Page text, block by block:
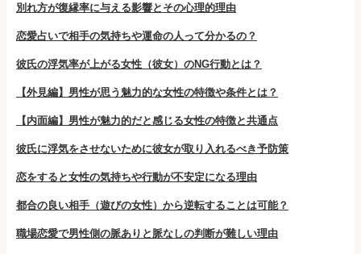
別れ方が復縁率に与える影響とその心理的理由
恋愛占いで相手の気持ちや運命の人って分かるの？
彼氏の浮気率が上がる女性（彼女）のNG行動とは？
【外見編】男性が思う魅力的な女性の特徴や条件とは？
【内面編】男性が魅力的だと感じる女性の特徴と共通点
彼氏に浮気をさせないために彼女が取り入れるべき予防策
恋をすると女性の気持ちや行動が不安定になる理由
都合の良い相手（遊びの女性）から逆転することは可能？
職場恋愛で男性側の脈ありと脈なしの判断が難しい理由